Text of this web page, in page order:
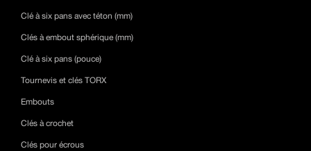
Clé à six pans avec téton (mm)
Clés à embout sphérique (mm)
Clé à six pans (pouce)
Tournevis et clés TORX
Embouts
Clés à crochet
Clés pour écrous